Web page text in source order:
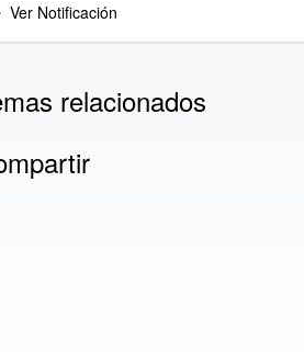
Ver Notificación
relacionados